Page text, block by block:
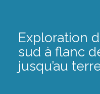
Exploration
sud à flanc
jusqu’au